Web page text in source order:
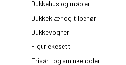
Dukkehus og møbler
Dukkeklær og tilbehør
Dukkevogner
Figurlekesett
Frisør- og sminkehoder